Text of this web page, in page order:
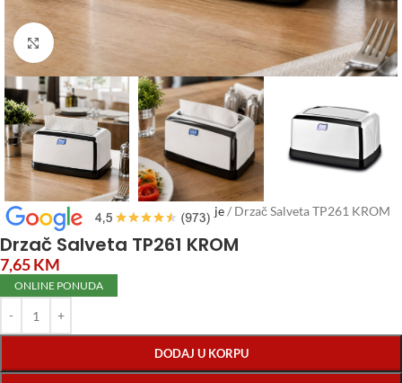
Click to enlarge
Početna/Posuđe / Zdjele, posude, kutije/ Drzač Salveta TP261 KROM
Drzač Salveta TP261 KROM
7,65KM
ONLINE PONUDA
DODAJ U KORPU